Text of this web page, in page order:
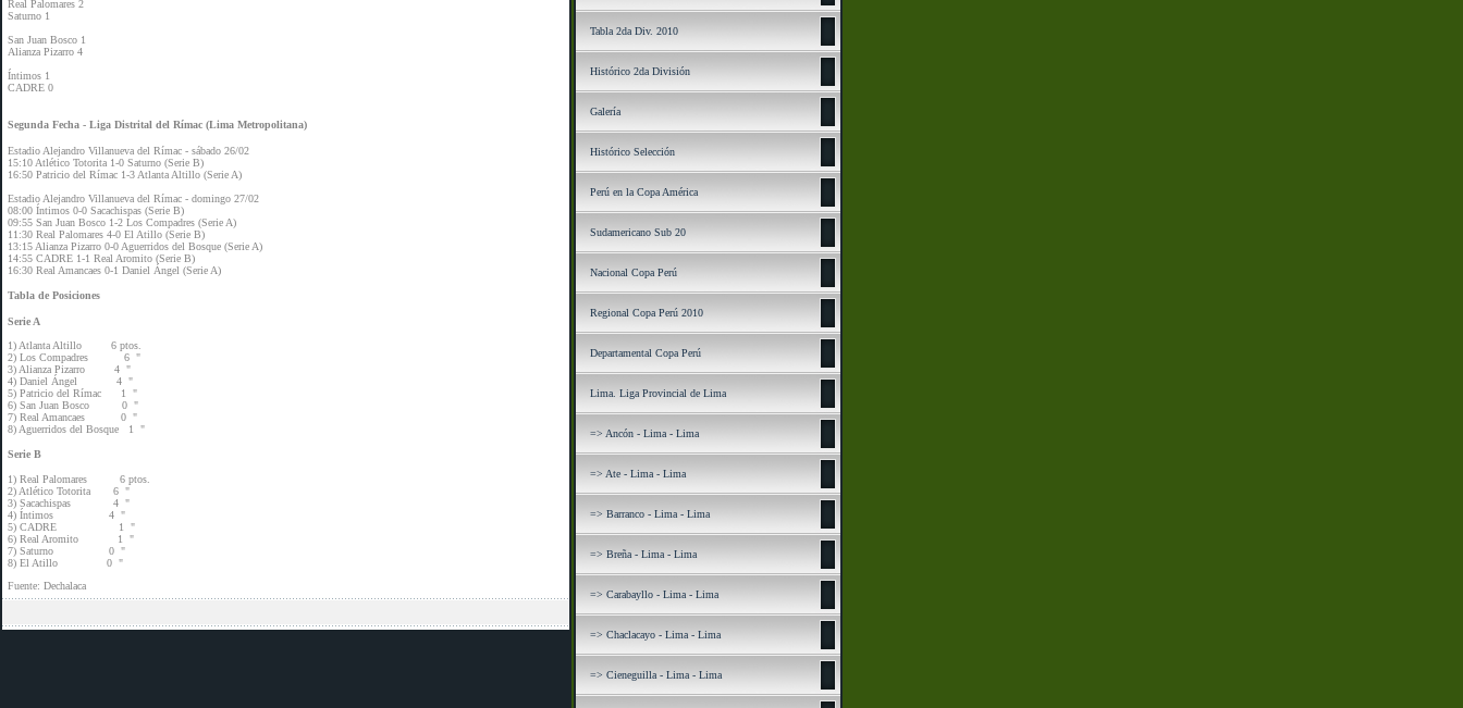
Real Palomares 2
Saturno 1
San Juan Bosco 1
Alianza Pizarro 4
Íntimos 1
CADRE 0
Segunda Fecha - Liga Distrital del Rímac (Lima Metropolitana)
Estadio Alejandro Villanueva del Rímac - sábado 26/02
15:10 Atlético Totorita 1-0 Saturno (Serie B)
16:50 Patricio del Rímac 1-3 Atlanta Altillo (Serie A)
Estadio Alejandro Villanueva del Rímac - domingo 27/02
08:00 Íntimos 0-0 Sacachispas (Serie B)
09:55 San Juan Bosco 1-2 Los Compadres (Serie A)
11:30 Real Palomares 4-0 El Atillo (Serie B)
13:15 Alianza Pizarro 0-0 Aguerridos del Bosque (Serie A)
14:55 CADRE 1-1 Real Aromito (Serie B)
16:30 Real Amancaes 0-1 Daniel Ángel (Serie A)
Tabla de Posiciones
Serie A
1) Atlanta Altillo 6 ptos.
2) Los Compadres 6 "
3) Alianza Pizarro 4 "
4) Daniel Ángel 4 "
5) Patricio del Rímac 1 "
6) San Juan Bosco 0 "
7) Real Amancaes 0 "
8) Aguerridos del Bosque 1 "
Serie B
1) Real Palomares 6 ptos.
2) Atlético Totorita 6 "
3) Sacachispas 4 "
4) Íntimos 4 "
5) CADRE 1 "
6) Real Aromito 1 "
7) Saturno 0 "
8) El Atillo 0 "
Fuente: Dechalaca
Tabla 2da Div. 2010
Histórico 2da División
Galería
Histórico Selección
Perú en la Copa América
Sudamericano Sub 20
Nacional Copa Perú
Regional Copa Perú 2010
Departamental Copa Perú
Lima. Liga Provincial de Lima
=> Ancón - Lima - Lima
=> Ate - Lima - Lima
=> Barranco - Lima - Lima
=> Breña - Lima - Lima
=> Carabayllo - Lima - Lima
=> Chaclacayo - Lima - Lima
=> Cieneguilla - Lima - Lima